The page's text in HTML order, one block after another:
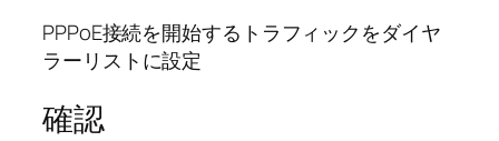
PPPoE接続を開始するトラフィックをダイヤ
ラーリストに設定
確認